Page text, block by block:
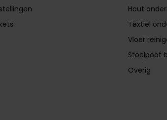
Hout
Textiel
Vloer
Stoelpoot
Overig